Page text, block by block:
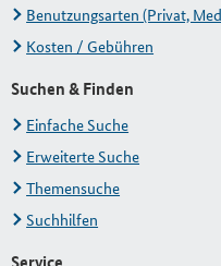
Benutzungsarten (Privat,
Kosten / Gebühren
Suchen & Finden
Einfache Suche
Erweiterte Suche
Themensuche
Suchhilfen